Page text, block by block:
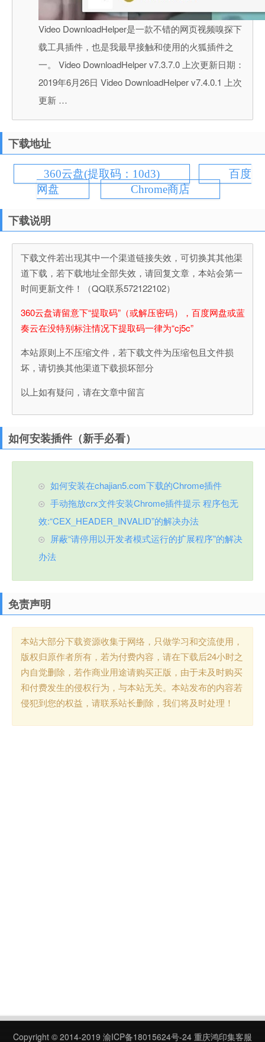
Video DownloadHelper是一款不错的网页视频嗅探下
载工具插件，也是我最早接触和使用的火狐插件之
一。 Video DownloadHelper v7.3.7.0 上次更新日期：
2019年6月26日 Video DownloadHelper v7.4.0.1 上次
更新 …
下载地址
360云盘(提取码：10d3)
百度
网盘
Chrome商店
下载说明
下载文件若出现其中一个渠道链接失效，可切换其其他渠
道下载，若下载地址全部失效，请回复文章，本站会第一
时间更新文件！（QQ联系572122102）
360云盘请留意下“提取码”（或解压密码），百度网盘或蓝
奏云在没特别标注情况下提取码一律为“cj5c”
本站原则上不压缩文件，若下载文件为压缩包且文件损
坏，请切换其他渠道下载损坏部分
以上如有疑问，请在文章中留言
如何安装插件（新手必看）
如何安装在chajian5.com下载的Chrome插件
手动拖放crx文件安装Chrome插件提示 程序包无
效:“CEX_HEADER_INVALID”的解决办法
屏蔽“请停用以开发者模式运行的扩展程序”的解决
办法
免责声明
本站大部分下载资源收集于网络，只做学习和交流使用，
版权归原作者所有，若为付费内容，请在下载后24小时之
内自觉删除，若作商业用途请购买正版，由于未及时购买
和付费发生的侵权行为，与本站无关。本站发布的内容若
侵犯到您的权益，请联系站长删除，我们将及时处理！
Copyright © 2014-2019 渝ICP备18015624号-24 重庆鸿印集客服